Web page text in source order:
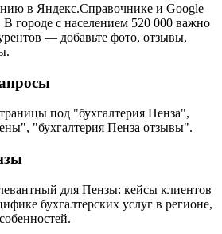
в Яндекс.Справочнике и Google
городе с населением 520 000 важно
— добавьте фото, отзывы,
под "бухгалтерия Пенза",
"бухгалтерия Пенза отзывы".
для Пензы: кейсы клиентов
бухгалтерских услуг в регионе,